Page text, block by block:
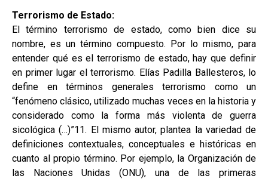
Terrorismo de Estado:
El término terrorismo de estado, como bien dice su
nombre, es un término compuesto. Por lo mismo, para
entender qué es el terrorismo de estado, hay que definir
en primer lugar el terrorismo. Elías Padilla Ballesteros, lo
define en términos generales terrorismo como un
“fenómeno clásico, utilizado muchas veces en la historia y
considerado como la forma más violenta de guerra
sicológica (…)”11. El mismo autor, plantea la variedad de
definiciones contextuales, conceptuales e históricas en
cuanto al propio término. Por ejemplo, la Organización de
las Naciones Unidas (ONU), una de las primeras